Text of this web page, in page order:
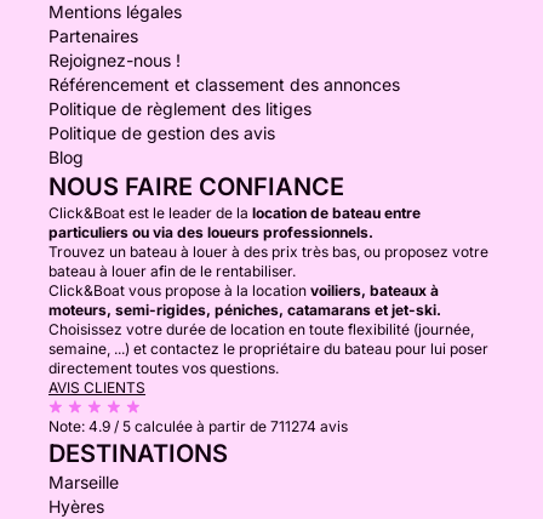
Mentions légales
Partenaires
Rejoignez-nous !
Référencement et classement des annonces
Politique de règlement des litiges
Politique de gestion des avis
Blog
NOUS FAIRE CONFIANCE
Click&Boat est le leader de la location de bateau entre
particuliers ou via des loueurs professionnels.
Trouvez un bateau à louer à des prix très bas, ou proposez votre
bateau à louer afin de le rentabiliser.
Click&Boat vous propose à la location voiliers, bateaux à
moteurs, semi-rigides, péniches, catamarans et jet-ski.
Choisissez votre durée de location en toute flexibilité (journée,
semaine, ...) et contactez le propriétaire du bateau pour lui poser
directement toutes vos questions.
AVIS CLIENTS
Note: 4.9 / 5 calculée à partir de 711274 avis
DESTINATIONS
Marseille
Hyères